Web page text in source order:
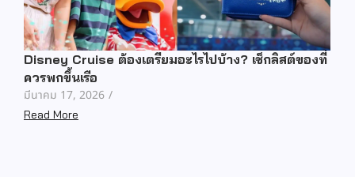
Disney Cruise ต้องเตรียมอะไรไปบ้าง? เช็กลิสต์ของที่
ควรพกขึ้นเรือ
มีนาคม 17, 2026 /
Read More